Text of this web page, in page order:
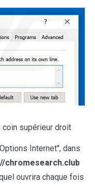
coin supérieur droit
Internet'', dans
chromesearch.club
ouvrira chaque fois